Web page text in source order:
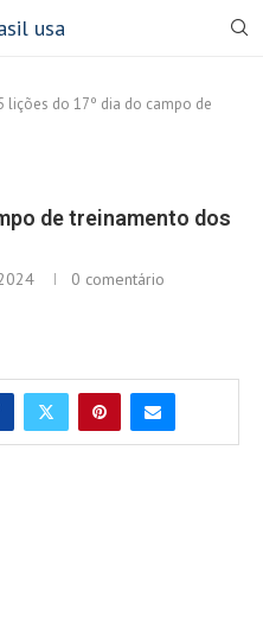
lições do 17º dia do campo de
de treinamento dos
0 comentário